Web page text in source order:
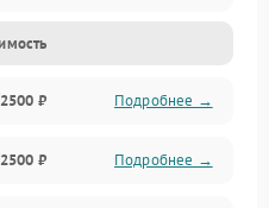
2500 ₽ Подробнее →
2500 ₽ Подробнее →